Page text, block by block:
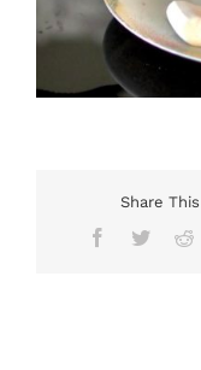
Share
Facebook
Twitter